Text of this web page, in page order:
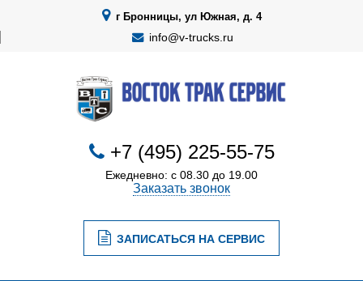
г Бронницы, ул Южная, д. 4
info@v-trucks.ru
+7 (495) 225-55-75
Ежедневно: с 08.30 до 19.00
Заказать звонок
ЗАПИСАТЬСЯ НА СЕРВИС